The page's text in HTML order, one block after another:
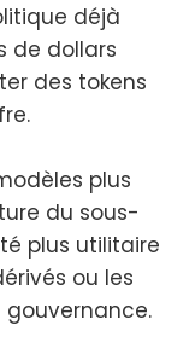
déjà
de dollars
des tokens
plus
du sous-
plus utilitaire
ou les